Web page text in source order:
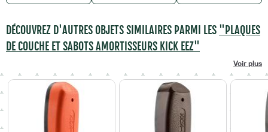
DÉCOUVREZ D'AUTRES OBJETS SIMILAIRES PARMI LES "PLAQUES
DE COUCHE ET SABOTS AMORTISSEURS KICK EEZ"
Voir plus